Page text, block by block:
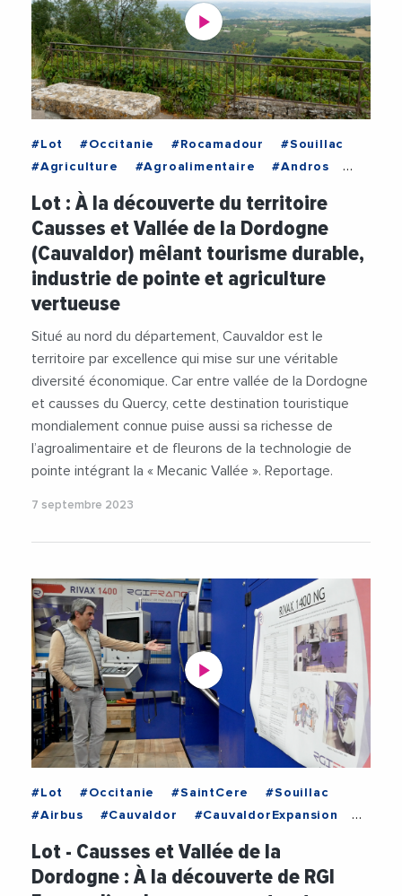
#Lot #Occitanie #Rocamadour
#Souillac
#Agriculture
#Agroalimentaire
#Andros
#Cauvaldor
#HotellerieRestauration
#Industrie
#MecanicVallee
#Pivaudran
#RaphaelDaubet
#RGIFrance
#Technologie
#Tourisme
#ValleeDeLaDordogne
#Videos
Lot : À la découverte du territoire
Causses et Vallée de la Dordogne
(Cauvaldor) mêlant tourisme durable,
industrie de pointe et agriculture
vertueuse
Situé au nord du département, Cauvaldor est le
territoire par excellence qui mise sur une véritable
diversité économique. Car entre vallée de la Dordogne
et causses du Quercy, cette destination touristique
mondialement connue puise aussi sa richesse de
l’agroalimentaire et de fleurons de la technologie de
pointe intégrant la « Mecanic Vallée ». Reportage.
7 septembre 2023
#Lot #Occitanie #SaintCere
#Souillac
#Airbus
#Cauvaldor
#CauvaldorExpansion
#MecanicVallee
#Michelin
#RGIFrance
#Safran
#Technologie #Videos
Lot - Causses et Vallée de la
Dordogne : À la découverte de RGI